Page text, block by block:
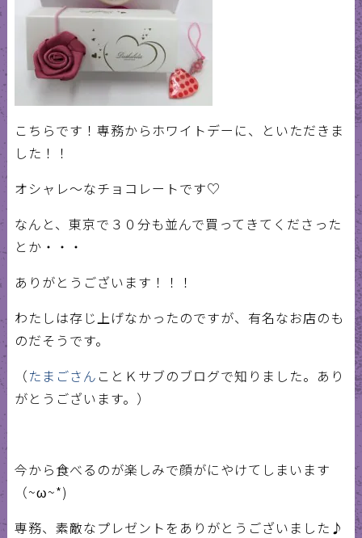
こちらです！専務からホワイトデーに、といただきま
した！！
オシャレ～なチョコレートです♡
なんと、東京で３０分も並んで買ってきてくださった
とか・・・
ありがとうございます！！！
わたしは存じ上げなかったのですが、有名なお店のも
のだそうです。
（たまごさん ことＫサブのブログで知りました。あり
がとうございます。）
今から食べるのが楽しみで顔がにやけてしまいます
（~ω~*)
専務、素敵なプレゼントをありがとうございました♪